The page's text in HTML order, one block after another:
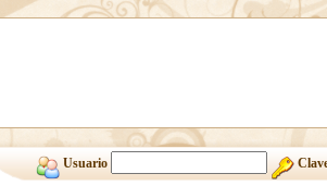
Usuario